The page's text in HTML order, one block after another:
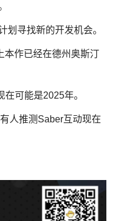
寻找新的开发机会。
本作已经在德州奥斯汀
可能是2025年。
人推测Saber互动现在